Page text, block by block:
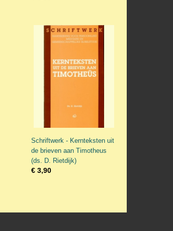
Schriftwerk - Kernteksten uit
de brieven aan Timotheus
(ds. D. Rietdijk)
€ 3,90